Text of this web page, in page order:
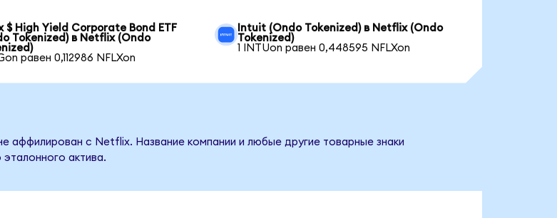
$ High Yield Corporate Bond ETF
Tokenized) в Netflix (Ondo
равен 0,112986 NFLXon
Intuit (Ondo Tokenized) в Netflix (Ondo
Tokenized)
1 INTUon равен 0,448595 NFLXon
аффилирован с Netflix. Название компании и любые другие товарные знаки
актива.